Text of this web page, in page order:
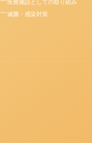
医療施設としての取り組み
滅菌・感染対策